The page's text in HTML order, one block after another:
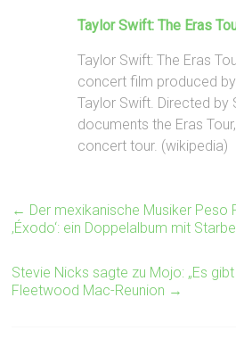
Taylor Swift: The Eras
Taylor Swift: The Eras
concert film produced
Taylor Swift. Directed by
documents the Eras
concert tour. (wikipedia)
← Der mexikanische Musiker Peso
‚Éxodo‘: ein Doppelalbum mit
Stevie Nicks sagte zu Mojo: „Es
Fleetwood Mac-Reunion →